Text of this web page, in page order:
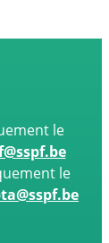
le
le